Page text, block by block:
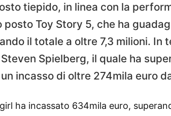
tiepido, in linea con la
Toy Story 5, che ha
il totale a oltre 7,3 milioni. In
Spielberg, il quale ha
incasso di oltre 274mila euro
ha incassato 634mila euro,